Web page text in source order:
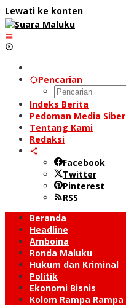
Lewati ke konten
Pencarian
Indeks Berita
Pedoman Media Siber
Tentang Kami
Redaksi
Facebook
Twitter
Pinterest
RSS
Beranda
Headline
Amboina
Ronda Maluku
Hukum dan Kriminal
Politik
Ekonomi Bisnis
Kolom Rampa Rampa